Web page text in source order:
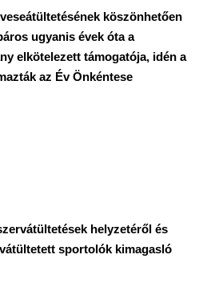
köszönhetően
ugyanis évek óta a
elkötelezett támogatója, idén a
az Év Önkéntese
helyzetéről és
sportolók kimagasló